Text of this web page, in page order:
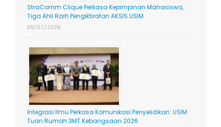
StraComm Clique Perkasa Kepimpinan Mahasiswa,
Tiga Ahli Raih Pengiktirafan AKSIS USIM
09/07/2026
Integrasi Ilmu Perkasa Komunikasi Penyelidikan: USIM
Tuan Rumah 3MT Kebangsaan 2026